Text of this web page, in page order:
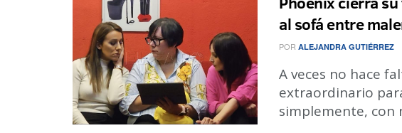
al sofá entre
POR ALEJANDRA GUTIÉRREZ
A veces no hace
extraordinario
simplemente, con